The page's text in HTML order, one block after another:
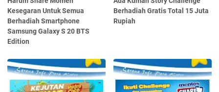
Kesegaran Untuk Semua
Berhadiah Smartphone
Samsung Galaxy S 20 BTS
Edition
Berhadiah Gratis Total 15 Juta
Rupiah